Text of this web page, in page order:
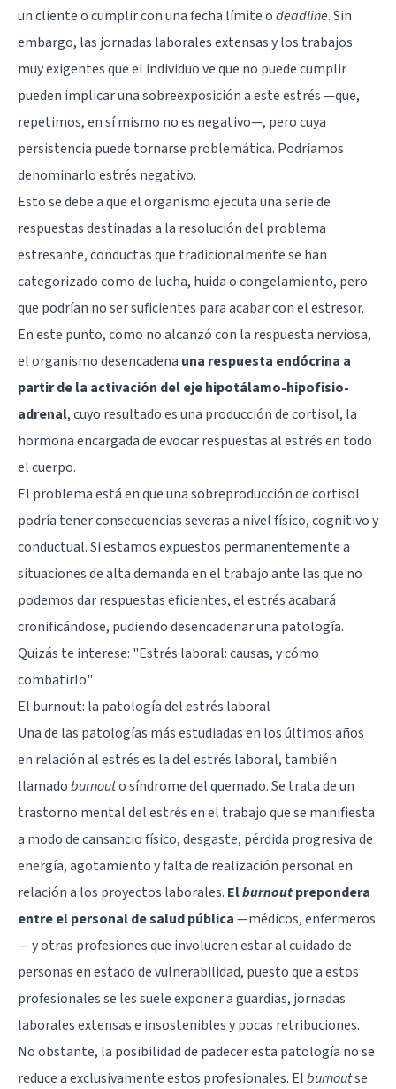
un cliente o cumplir con una fecha límite odeadline. Sin
embargo, las jornadas laborales extensas y los trabajos
muy exigentes que el individuo ve que no puede cumplir
pueden implicar una sobreexposición a este estrés —que,
repetimos, en sí mismo no es negativo—, pero cuya
persistencia puede tornarse problemática. Podríamos
denominarlo estrés negativo.
Esto se debe a que el organismo ejecuta una serie de
respuestas destinadas a la resolución del problema
estresante, conductas que tradicionalmente se han
categorizado como de lucha, huida o congelamiento, pero
que podrían no ser suficientes para acabar con el estresor.
En este punto, como no alcanzó con la respuesta nerviosa,
el organismo desencadena una respuesta endócrina a
partir de la activación del eje hipotálamo-hipofisio-
adrenal, cuyo resultado es una producción de cortisol, la
hormona encargada de evocar respuestas al estrés en todo
el cuerpo.
El problema está en que una sobreproducción de cortisol
podría tener consecuencias severas a nivel físico, cognitivo y
conductual. Si estamos expuestos permanentemente a
situaciones de alta demanda en el trabajo ante las que no
podemos dar respuestas eficientes, el estrés acabará
cronificándose, pudiendo desencadenar una patología.
Quizás te interese: "Estrés laboral: causas, y cómo
combatirlo"
El burnout: la patología del estrés laboral
Una de las patologías más estudiadas en los últimos años
en relación al estrés es la del estrés laboral, también
llamadoburnouto síndrome del quemado. Se trata de un
trastorno mental del estrés en el trabajo que se manifiesta
a modo de cansancio físico, desgaste, pérdida progresiva de
energía, agotamiento y falta de realización personal en
relación a los proyectos laborales. Elburnoutprepondera
entre el personal de salud pública—médicos, enfermeros
— y otras profesiones que involucren estar al cuidado de
personas en estado de vulnerabilidad, puesto que a estos
profesionales se les suele exponer a guardias, jornadas
laborales extensas e insostenibles y pocas retribuciones.
No obstante, la posibilidad de padecer esta patología no se
reduce a exclusivamente estos profesionales. Elburnoutse